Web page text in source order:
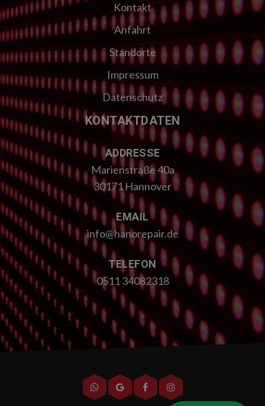
Kontakt
Anfahrt
Standorte
Impressum
Datenschutz
KONTAKTDATEN
ADDRESSE
Marienstraße 40a
30171 Hannover
EMAIL
info@hanorepair.de
TELEFON
0511 34082318